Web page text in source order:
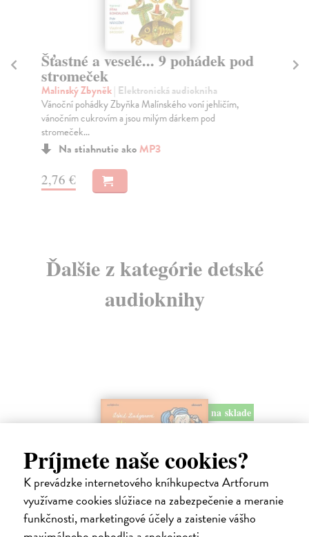
Príjmete naše cookies?
K prevádzke internetového kníhkupectva Artforum
využívame cookies slúžiace na zabezpečenie a meranie
funkčnosti, marketingové účely a zaistenie vášho
Šťastné a veselé... 9 pohádek pod
stromeček
Malinský Zbyněk| Elektronická audiokniha
Vánoční pohádky Zbyňka Malínského voní jehličím,
vánočním cukrovím a jsou milým dárkem pod
stromeček...
Na stiahnutie akoMP3
2,76 €
Ďalšie z kategórie detské
audioknihy
na sklade
Už zasa Emil z Lönnebergy - CD
(audiokniha)